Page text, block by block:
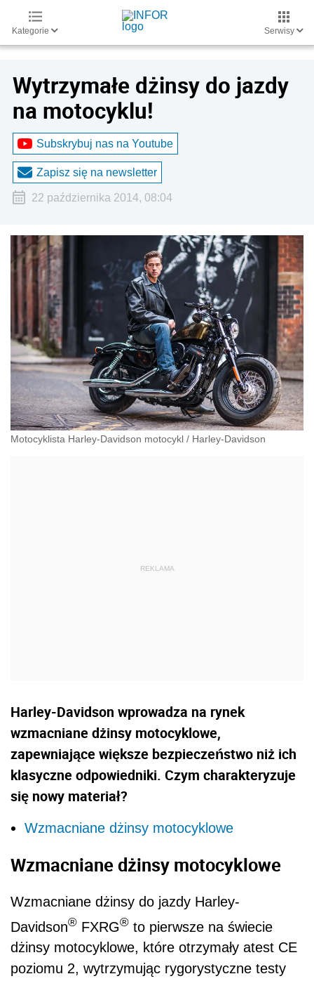
Kategorie Serwisy
Wytrzymałe dżinsy do jazdy
na motocyklu!
Subskrybuj nas na Youtube
Zapisz się na newsletter
22 października 2014, 08:04
Motocyklista Harley-Davidson motocykl / Harley-Davidson
Harley-Davidson wprowadza na rynek
wzmacniane dżinsy motocyklowe,
zapewniające większe bezpieczeństwo niż ich
klasyczne odpowiedniki. Czym charakteryzuje
się nowy materiał?
Wzmacniane dżinsy motocyklowe
Wzmacniane dżinsy motocyklowe
Wzmacniane dżinsy do jazdy Harley-
Davidson® FXRG® to pierwsze na świecie
dżinsy motocyklowe, które otrzymały atest CE
poziomu 2, wytrzymując rygorystyczne testy